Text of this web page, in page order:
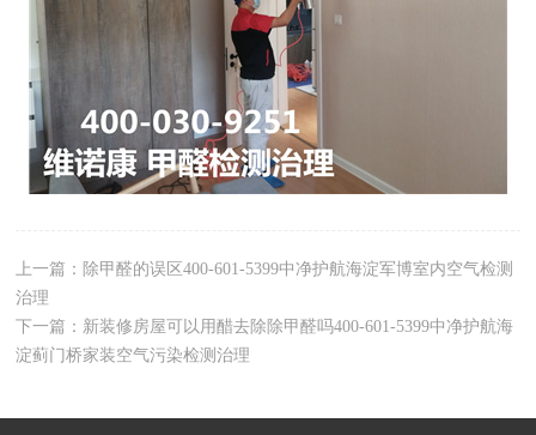
上一篇： 除甲醛的误区400-601-5399中净护航海淀军博室内空气检测
治理
下一篇： 新装修房屋可以用醋去除除甲醛吗400-601-5399中净护航海
淀蓟门桥家装空气污染检测治理